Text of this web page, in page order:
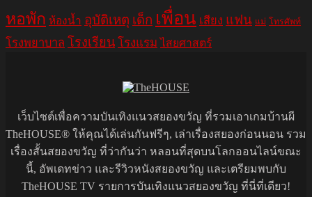
หอพัก ห้องน้ำ อุบัติเหตุ เด็ก เพื่อน เสียง แฟน แม่ โทรศัพท์
โรงพยาบาล โรงเรียน โรงแรม ไสยศาสตร์
เว็บไซต์เพื่อความบันเทิงแนวสยองขวัญ ที่รวมเอาเกมบ้านผี
TheHOUSE® ให้คุณได้เล่นกันฟรีๆ, เล่าเรื่องสยองก่อนนอน รวม
เรื่องสั้นสยองขวัญ ที่ว่ากันว่า หลอนที่สุดบนโลกออนไลน์ขณะ
นี้, อัพเดทข่าว และรีวิวหนังสยองขวัญ และเตรียมพบกับ
TheHOUSE TV รายการบันเทิงแนวสยองขวัญ ที่นี่ที่เดียว!